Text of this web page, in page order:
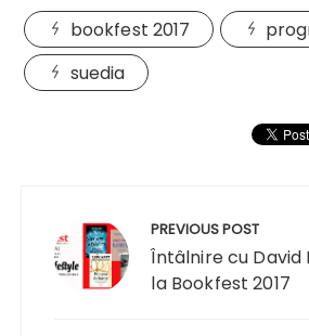
bookfest 2017
suedia
articole
PREVIOUS POST
Întâlnire cu David
la Bookfest 2017